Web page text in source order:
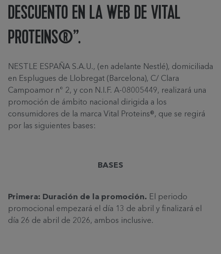
DESCUENTO EN LA WEB DE VITAL
PROTEINS®”.
NESTLE ESPAÑA S.A.U., (en adelante Nestlé), domiciliada
en Esplugues de Llobregat (Barcelona), C/ Clara
Campoamor nº 2, y con N.I.F. A-08005449, realizará una
promoción de ámbito nacional dirigida a los
consumidores de la marca Vital Proteins®, que se regirá
por las siguientes bases:
BASES
Primera: Duración de la promoción. El periodo
promocional empezará el día 13 de abril y finalizará el
día 26 de abril de 2026, ambos inclusive.